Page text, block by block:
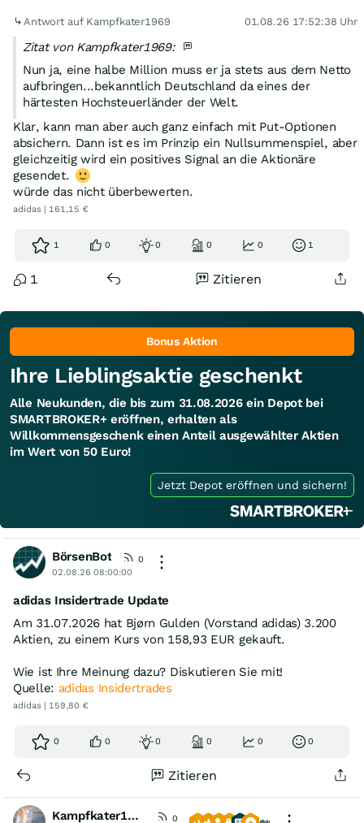
Antwort auf Kampfkater1969 01.08.26 17:52:38 Uhr
Zitat von Kampfkater1969:
Nun ja, eine halbe Million muss er ja stets aus dem Netto
aufbringen...bekanntlich Deutschland da eines der
härtesten Hochsteuerländer der Welt.
Klar, kann man aber auch ganz einfach mit Put-Optionen
absichern. Dann ist es im Prinzip ein Nullsummenspiel, aber
gleichzeitig wird ein positives Signal an die Aktionäre
gesendet.
würde das nicht überbewerten.
adidas | 161,15 €
1 0 0 0 0 1
1 Zitieren
Bonus Aktion
Ihre Lieblingsaktie geschenkt
Alle Neukunden, die bis zum 31.08.2026 ein Depot bei
SMARTBROKER+ eröffnen, erhalten als
Willkommensgeschenk einen Anteil ausgewählter Aktien
im Wert von 50 Euro!
Jetzt Depot eröffnen und sichern!
BörsenBot
0
02.08.26 08:00:00
adidas Insidertrade Update
Am 31.07.2026 hat Bjørn Gulden (Vorstand adidas) 3.200
Aktien, zu einem Kurs von 158,93 EUR gekauft.
Wie ist Ihre Meinung dazu? Diskutieren Sie mit!
Quelle: adidas Insidertrades
adidas | 159,80 €
0 0 0 0 0 0
Zitieren
Kampfkater1969 0